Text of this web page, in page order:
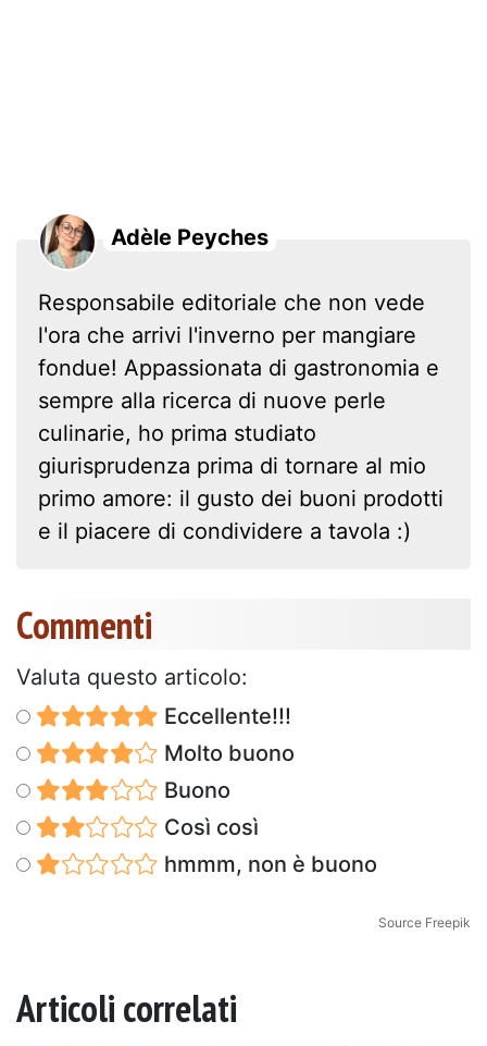
Adèle Peyches
Responsabile editoriale che non vede
l'ora che arrivi l'inverno per mangiare
fondue! Appassionata di gastronomia e
sempre alla ricerca di nuove perle
culinarie, ho prima studiato
giurisprudenza prima di tornare al mio
primo amore: il gusto dei buoni prodotti
e il piacere di condividere a tavola :)
Commenti
Valuta questo articolo:
Eccellente!!!
Molto buono
Buono
Così così
hmmm, non è buono
Source Freepik
Articoli correlati